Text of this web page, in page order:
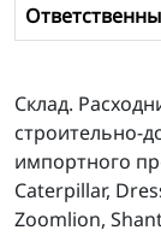
Склад.
строительно-
импортного
Caterpillar,
Zoomlion,